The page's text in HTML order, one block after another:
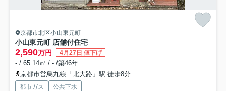
京都市北区小山東元町
小山東元町 店舗付住宅
2,590万円 4月27日 値下げ
- / 65.14㎡ / - /築46年
京都市営烏丸線「北大路」駅 徒歩8分
都市ガス 公共下水